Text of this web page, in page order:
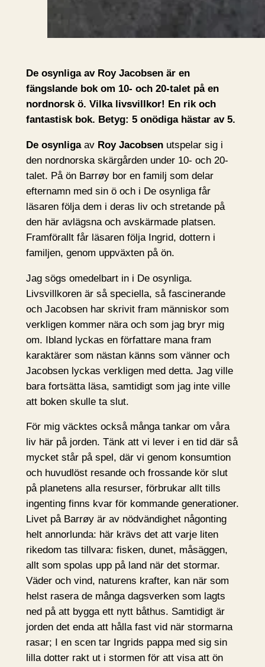
De osynliga av Roy Jacobsen är en
fängslande bok om 10- och 20-talet på en
nordnorsk ö. Vilka livsvillkor! En rik och
fantastisk bok. Betyg: 5 onödiga hästar av 5.
De osynligaav Roy Jacobsenutspelar sig i
den nordnorska skärgården under 10- och 20-
talet. På ön Barrøy bor en familj som delar
efternamn med sin ö och i De osynliga får
läsaren följa dem i deras liv och stretande på
den här avlägsna och avskärmade platsen.
Framförallt får läsaren följa Ingrid, dottern i
familjen, genom uppväxten på ön.
Jag sögs omedelbart in i De osynliga.
Livsvillkoren är så speciella, så fascinerande
och Jacobsen har skrivit fram människor som
verkligen kommer nära och som jag bryr mig
om. Ibland lyckas en författare mana fram
karaktärer som nästan känns som vänner och
Jacobsen lyckas verkligen med detta. Jag ville
bara fortsätta läsa, samtidigt som jag inte ville
att boken skulle ta slut.
För mig väcktes också många tankar om våra
liv här på jorden. Tänk att vi lever i en tid där så
mycket står på spel, där vi genom konsumtion
och huvudlöst resande och frossande kör slut
på planetens alla resurser, förbrukar allt tills
ingenting finns kvar för kommande generationer.
Livet på Barrøy är av nödvändighet någonting
helt annorlunda: här krävs det att varje liten
rikedom tas tillvara: fisken, dunet, måsäggen,
allt som spolas upp på land när det stormar.
Väder och vind, naturens krafter, kan när som
helst rasera de många dagsverken som lagts
ned på att bygga ett nytt båthus. Samtidigt är
jorden det enda att hålla fast vid när stormarna
rasar; I en scen tar Ingrids pappa med sig sin
lilla dotter rakt ut i stormen för att visa att ön